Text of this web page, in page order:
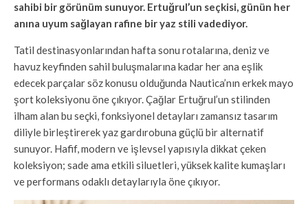
sahibi bir görünüm sunuyor. Ertuğrul’un seçkisi, günün her
anına uyum sağlayan rafine bir yaz stili vadediyor.
Tatil destinasyonlarından hafta sonu rotalarına, deniz ve
havuz keyfinden sahil buluşmalarına kadar her ana eşlik
edecek parçalar söz konusu olduğunda Nautica’nın erkek mayo
şort koleksiyonu öne çıkıyor. Çağlar Ertuğrul’un stilinden
ilham alan bu seçki, fonksiyonel detayları zamansız tasarım
diliyle birleştirerek yaz gardırobuna güçlü bir alternatif
sunuyor. Hafif, modern ve işlevsel yapısıyla dikkat çeken
koleksiyon; sade ama etkili siluetleri, yüksek kalite kumaşları
ve performans odaklı detaylarıyla öne çıkıyor.